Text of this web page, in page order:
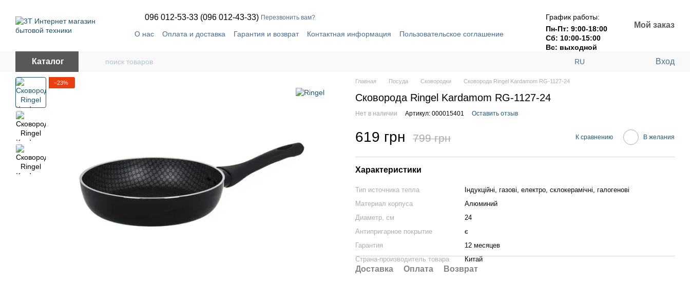
096 012-53-33 (096 012-43-33) Перезвонить вам?
О нас Оплата и доставка Гарантия и возврат Контактная информация Пользовательское соглашение
График работы:
Пн-Пт: 9:00-18:00
Сб: 10:00-15:00
Вс: выходной
Мой заказ
Каталог RU Вход
−23% Главная Посуда Сковородки Сковорода Ringel Kardamom RG-1127-24
Сковорода Ringel Kardamom RG-1127-24
Нет в наличии Артикул: 000015401 Оставить отзыв
619 грн 799 грн К сравнению В желания
Характеристики
Тип источника тепла
Індукційні, газові, електро, склокерамічні, галогенові
Материал корпуса
Алюминий
Диаметр, см
24
Антипригарное покрытие
є
Гарантия
12 месяцев
Страна-производитель товара
Китай
Доставка Оплата Возврат